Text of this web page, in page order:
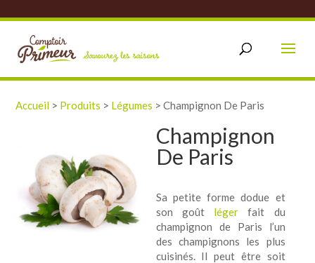
Accueil > Produits > Légumes >Champignon De Paris
Champignon
De Paris
Sa petite forme dodue et
son goût léger fait du
champignon de Paris l’un
des champignons les plus
cuisinés. Il peut être soit